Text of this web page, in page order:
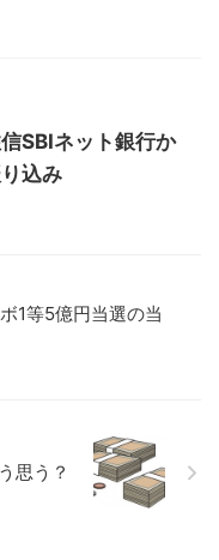
SBIネット銀行か
込み
1等5億円当選の当
思う？